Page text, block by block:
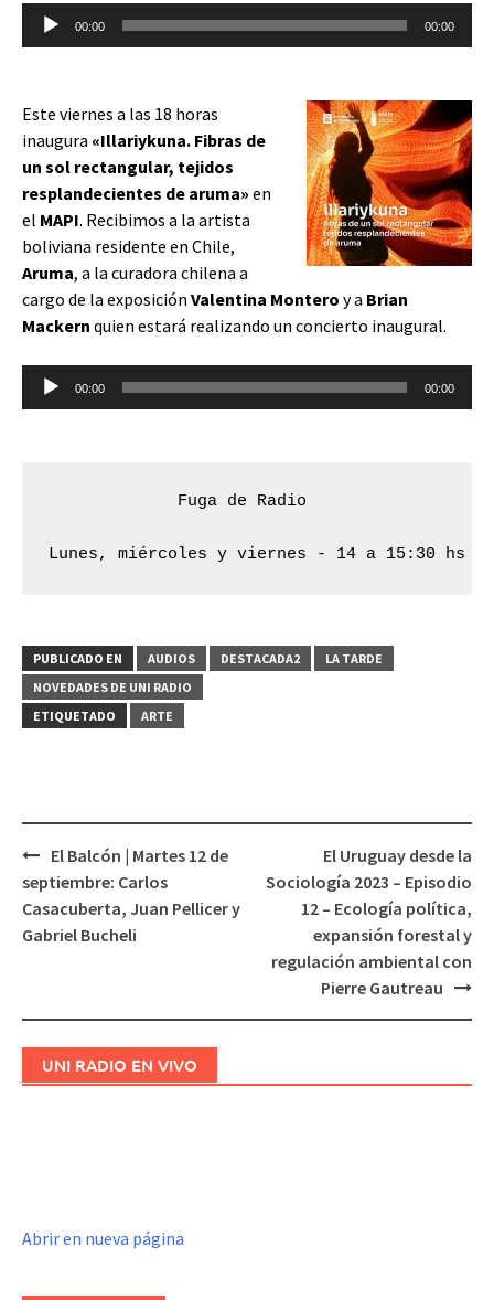
Reproductor
00:00 00:00
Este viernes a las 18 horas
inaugura «Illariykuna. Fibras de
un sol rectangular, tejidos
resplandecientes de aruma» en
el MAPI. Recibimos a la artista
boliviana residente en Chile,
Aruma, a la curadora chilena a
cargo de la exposición Valentina Montero y a Brian
Mackern quien estará realizando un concierto inaugural.
Reproductor
00:00 00:00
Fuga de Radio
Lunes, miércoles y viernes - 14 a 15:30 hs
PUBLICADO EN AUDIOS DESTACADA2
LA TARDE
NOVEDADES DE UNI RADIO
ETIQUETADO
ARTE
Navegación
de
entradas
El Balcón | Martes 12 de
septiembre: Carlos
Casacuberta, Juan Pellicer y
Gabriel Bucheli
El Uruguay desde la
Sociología 2023 – Episodio
12 – Ecología política,
expansión forestal y
regulación ambiental con
Pierre Gautreau
UNI RADIO EN VIVO
Abrir en nueva página